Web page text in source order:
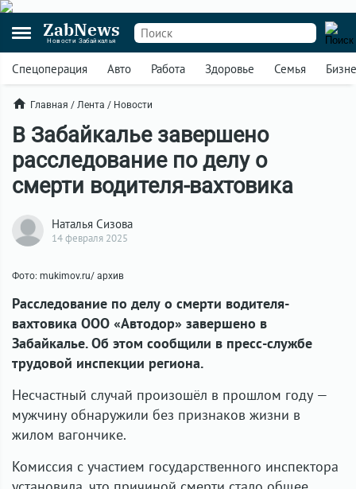
ZabNews
Новости Забайкалья
Спецоперация Авто Работа Здоровье Семья
Главная / Лента / Новости
В Забайкалье завершено
расследование по делу о
смерти водителя-вахтовика
Наталья Сизова
14 февраля 2025
Фото: mukimov.ru/ архив
Расследование по делу о смерти водителя-
вахтовика ООО «Автодор» завершено в
Забайкалье. Об этом сообщили в пресс-службе
трудовой инспекции региона.
Несчастный случай произошёл в прошлом году —
мужчину обнаружили без признаков жизни в
жилом вагончике.
Комиссия с участием государственного инспектора